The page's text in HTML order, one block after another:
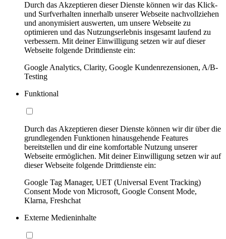
Durch das Akzeptieren dieser Dienste können wir das Klick-
und Surfverhalten innerhalb unserer Webseite nachvollziehen
und anonymisiert auswerten, um unsere Webseite zu
optimieren und das Nutzungserlebnis insgesamt laufend zu
verbessern. Mit deiner Einwilligung setzen wir auf dieser
Webseite folgende Drittdienste ein:
Google Analytics, Clarity, Google Kundenrezensionen, A/B-
Testing
Funktional
Durch das Akzeptieren dieser Dienste können wir dir über die
grundlegenden Funktionen hinausgehende Features
bereitstellen und dir eine komfortable Nutzung unserer
Webseite ermöglichen. Mit deiner Einwilligung setzen wir auf
dieser Webseite folgende Drittdienste ein:
Google Tag Manager, UET (Universal Event Tracking)
Consent Mode von Microsoft, Google Consent Mode,
Klarna, Freshchat
Externe Medieninhalte